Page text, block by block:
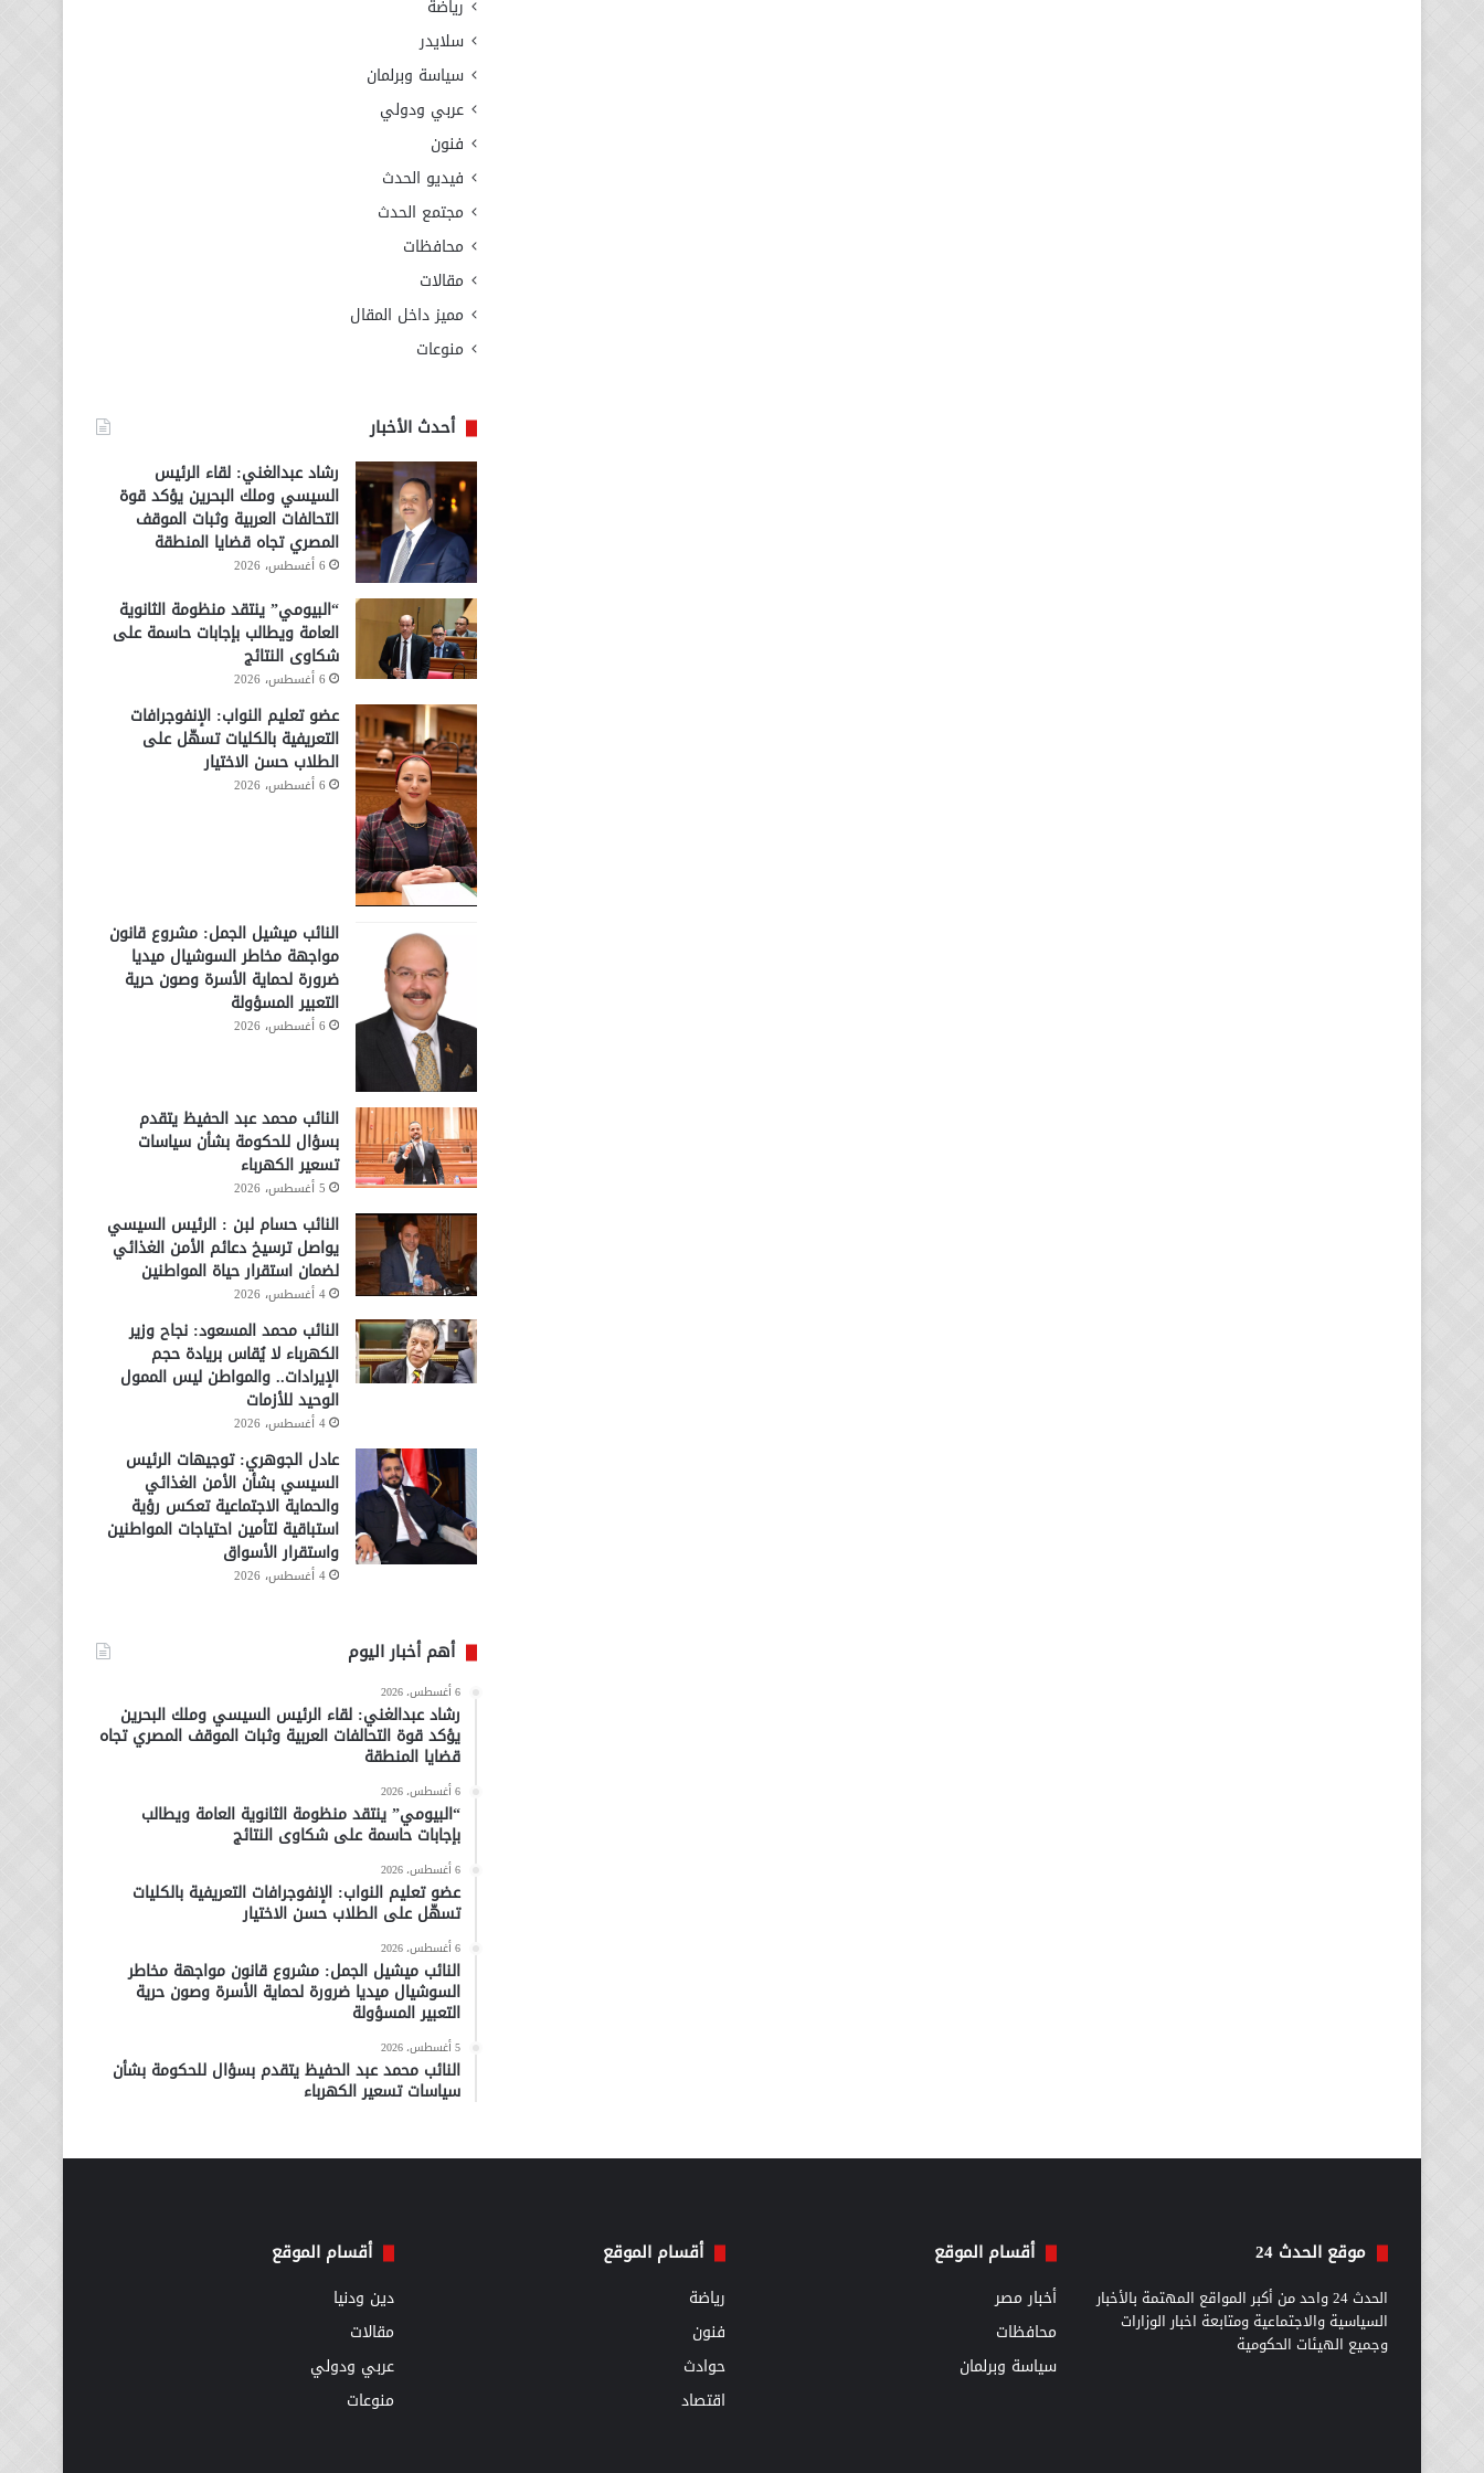
رياضة
سلايدر
سياسة وبرلمان
عربي ودولي
فنون
فيديو الحدث
مجتمع الحدث
محافظات
مقالات
مميز داخل المقال
منوعات
أحدث الأخبار
رشاد عبدالغني: لقاء الرئيس
السيسي وملك البحرين يؤكد قوة
التحالفات العربية وثبات الموقف
المصري تجاه قضايا المنطقة
6 أغسطس، 2026
“البيومي” ينتقد منظومة الثانوية
العامة ويطالب بإجابات حاسمة على
شكاوى النتائج
6 أغسطس، 2026
عضو تعليم النواب: الإنفوجرافات
التعريفية بالكليات تسهّل على
الطلاب حسن الاختيار
6 أغسطس، 2026
النائب ميشيل الجمل: مشروع قانون
مواجهة مخاطر السوشيال ميديا
ضرورة لحماية الأسرة وصون حرية
التعبير المسؤولة
6 أغسطس، 2026
النائب محمد عبد الحفيظ يتقدم
بسؤال للحكومة بشأن سياسات
تسعير الكهرباء
5 أغسطس، 2026
النائب حسام لبن : الرئيس السيسي
يواصل ترسيخ دعائم الأمن الغذائي
لضمان استقرار حياة المواطنين
4 أغسطس، 2026
النائب محمد المسعود: نجاح وزير
الكهرباء لا يُقاس بريادة حجم
الإيرادات.. والمواطن ليس الممول
الوحيد للأزمات
4 أغسطس، 2026
عادل الجوهري: توجيهات الرئيس
السيسي بشأن الأمن الغذائي
والحماية الاجتماعية تعكس رؤية
استباقية لتأمين احتياجات المواطنين
واستقرار الأسواق
4 أغسطس، 2026
أهم أخبار اليوم
6 أغسطس، 2026
رشاد عبدالغني: لقاء الرئيس السيسي وملك البحرين
يؤكد قوة التحالفات العربية وثبات الموقف المصري تجاه
قضايا المنطقة
6 أغسطس، 2026
“البيومي” ينتقد منظومة الثانوية العامة ويطالب
بإجابات حاسمة على شكاوى النتائج
6 أغسطس، 2026
عضو تعليم النواب: الإنفوجرافات التعريفية بالكليات
تسهّل على الطلاب حسن الاختيار
6 أغسطس، 2026
النائب ميشيل الجمل: مشروع قانون مواجهة مخاطر
السوشيال ميديا ضرورة لحماية الأسرة وصون حرية
التعبير المسؤولة
5 أغسطس، 2026
النائب محمد عبد الحفيظ يتقدم بسؤال للحكومة بشأن
سياسات تسعير الكهرباء
موقع الحدث 24
الحدث 24 واحد من أكبر المواقع المهتمة بالأخبار
السياسية والاجتماعية ومتابعة اخبار الوزارات
وجميع الهيئات الحكومية
أقسام الموقع
أخبار مصر
محافظات
سياسة وبرلمان
أقسام الموقع
رياضة
فنون
حوادث
اقتصاد
أقسام الموقع
دين ودنيا
مقالات
عربي ودولي
منوعات